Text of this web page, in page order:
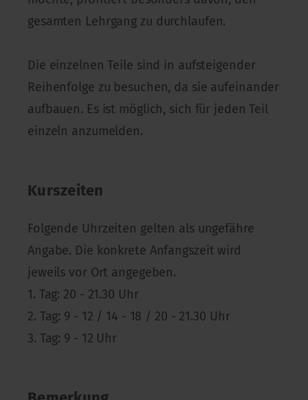
gesamten Lehrgang zu durchlaufen.
Die einzelnen Teile sind in aufsteigender
Reihenfolge zu besuchen, da sie aufeinander
aufbauen. Es ist möglich, sich für jeden Teil
einzeln anzumelden.
Kurszeiten
Folgende Uhrzeiten gelten als ungefähre
Angabe. Die konkrete Anfangszeit wird
jeweils vor Ort angegeben.
1. Tag: 20 - 21.30 Uhr
2. Tag: 9 - 12 / 14 - 18 / 20 - 21.30 Uhr
3. Tag: 9 - 12 Uhr